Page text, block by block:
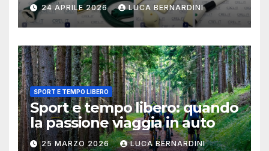
24 APRILE 2026 LUCA BERNARDINI
SPORT E TEMPO LIBERO
Sport e tempo libero: quando
la passione viaggia in auto
25 MARZO 2026 LUCA BERNARDINI